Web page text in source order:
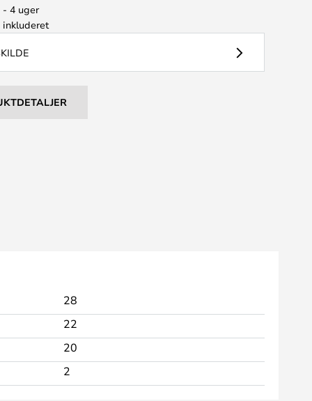
- 4 uger
inkluderet
28
22
20
2